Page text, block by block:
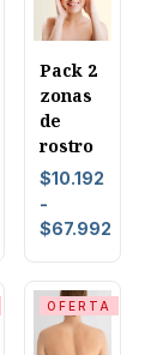
Pack 2
zonas
de
rostro
$10.192
-
$67.992
OFERTA